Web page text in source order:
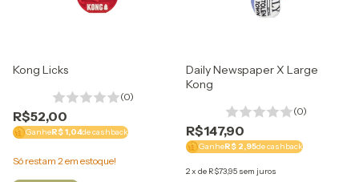
Kong Licks
(0)
R$52,00
GanheR$ 1,04de cashback
Só restam 2em estoque!
Daily Newspaper X Large
Kong
(0)
R$147,90
GanheR$ 2,95de cashback
2x de R$73,95 sem juros